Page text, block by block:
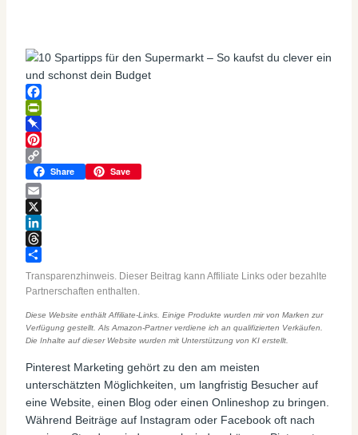
Facebook
PrintFriendly
Pinboard
Pinterest
Copy
Link
Share Save
Email
X
LinkedIn
Threads
Teilen
Transparenzhinweis. Dieser Beitrag kann Affiliate Links oder bezahlte
Partnerschaften enthalten.
Diese Website enthält Affiliate-Links. Einige Produkte wurden mir von Marken zur
Verfügung gestellt. Als Amazon-Partner verdiene ich an qualifizierten Verkäufen.
Die Inhalte auf dieser Website wurden mit Unterstützung von KI erstellt.
Pinterest Marketing gehört zu den am meisten
unterschätzten Möglichkeiten, um langfristig Besucher auf
eine Website, einen Blog oder einen Onlineshop zu bringen.
Während Beiträge auf Instagram oder Facebook oft nach